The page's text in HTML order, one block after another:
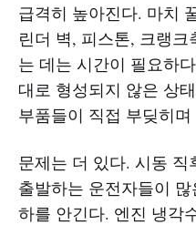
급격히 높아진다. 마치
린더 벽, 피스톤, 크랭
는 데는 시간이 필요하
대로 형성되지 않은 상
부품들이 직접 부딪히
문제는 더 있다. 시동
출발하는 운전자들이
하를 안긴다. 엔진 냉각